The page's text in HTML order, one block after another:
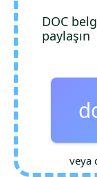
DOC
paylaşın
veya